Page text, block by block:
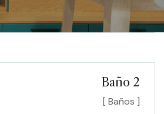
Baño 2
[ Baños ]